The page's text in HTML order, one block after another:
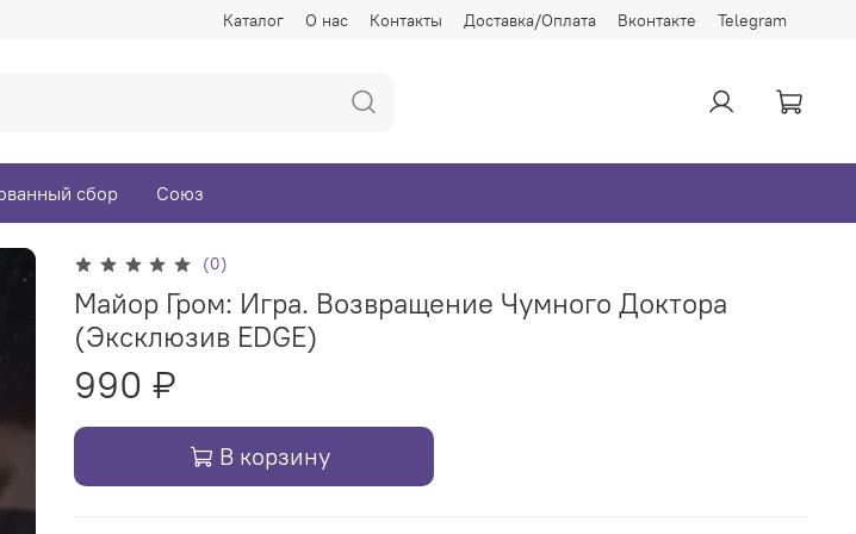
Каталог О нас Контакты Доставка/Оплата Вконтакте Telegram
сбор Союз
(0)
Майор Гром: Игра. Возвращение Чумного Доктора
(Эксклюзив EDGE)
990 ₽
В корзину